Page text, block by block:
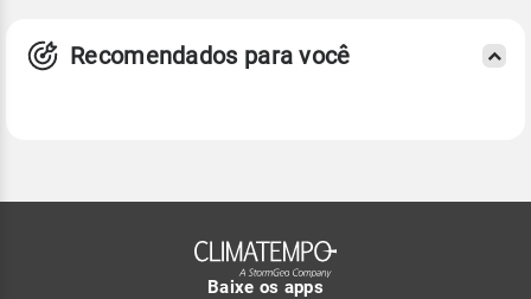
Recomendados para você
Baixe os apps